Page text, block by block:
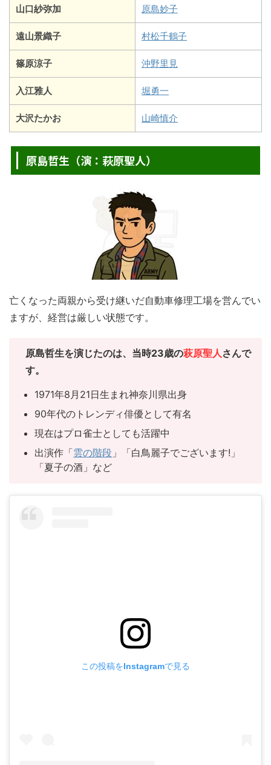
山口紗弥加 原島妙子
遠山景織子 村松千鶴子
篠原涼子 沖野里見
入江雅人 堀勇一
大沢たかお 山崎慎介
原島哲生（演：萩原聖人）
亡くなった両親から受け継いだ自動車修理工場を営んでい
ますが、経営は厳しい状態です。
原島哲生を演じたのは、当時23歳の萩原聖人 さんで
す。
1971年8月21日生まれ神奈川県出身
90年代のトレンディ俳優として有名
現在はプロ雀士としても活躍中
出演作「雲の階段 」「白鳥麗子でございます!」
「夏子の酒」など
この投稿をInstagramで見る